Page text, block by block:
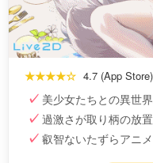
★★★★☆ 4.7 (App Store)
美少女たちとの異世
過激さが取り柄の放
叡智ないたずらアニ